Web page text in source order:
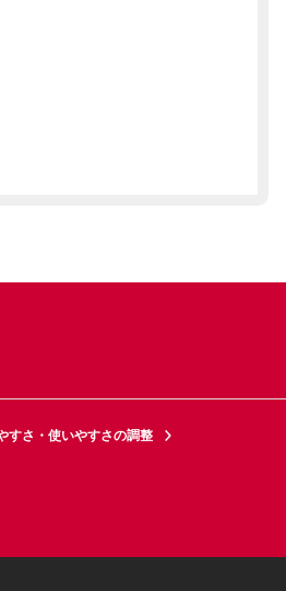
すさ・使いやすさの調整